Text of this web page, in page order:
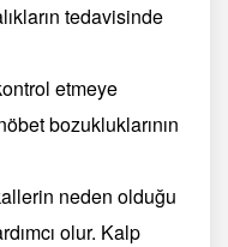
tedavisinde
etmeye
bozukluklarının
neden olduğu
olur. Kalp